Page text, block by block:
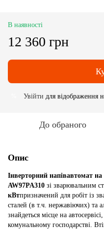
В наявності
12 360 грн
Увійти для відображення
До обраного
Опис
Інверторний напівавтомат на
AW97PA310 зі зварювальним
кВтпризначений для робіт із
сталей (в т.ч. нержавіючих) та
знайдеться місце на
комунальному господарстві.